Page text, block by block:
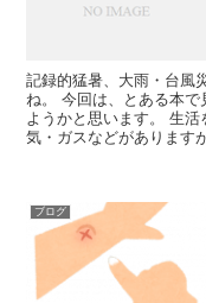
記録的猛暑、大雨・台風
ね。 今回は、とある本で
ようかと思います。 生
気・ガスなどがあります
ブログ